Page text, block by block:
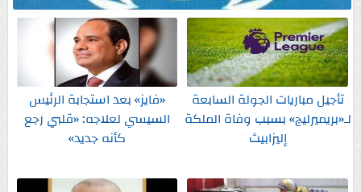
تأجيل مباريات الجولة السابعة
لـ«بريميرليج» بسبب وفاة الملكة
إليزابيث
«فايز» بعد استجابة الرئيس
السيسي لعلاجه: «قلبي رجع
كأنه جديد»